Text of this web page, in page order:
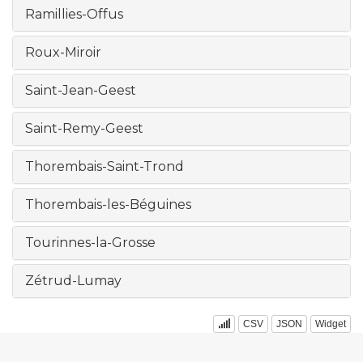
Ramillies-Offus
Roux-Miroir
Saint-Jean-Geest
Saint-Remy-Geest
Thorembais-Saint-Trond
Thorembais-les-Béguines
Tourinnes-la-Grosse
Zétrud-Lumay
CSV JSON Widget